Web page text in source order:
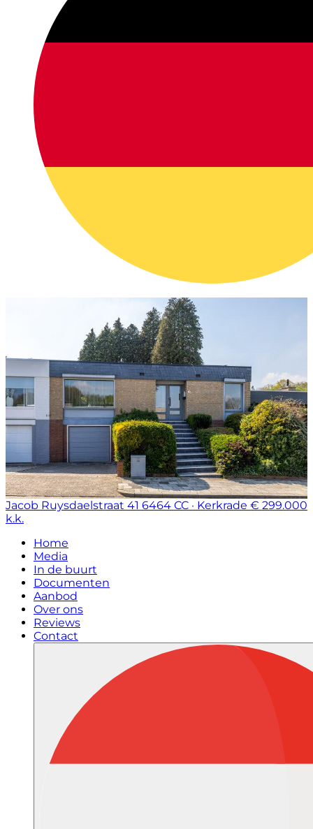
Jacob Ruysdaelstraat 41 6464 CC · Kerkrade € 299.000
k.k.
Home
Media
In de buurt
Documenten
Aanbod
Over ons
Reviews
Contact